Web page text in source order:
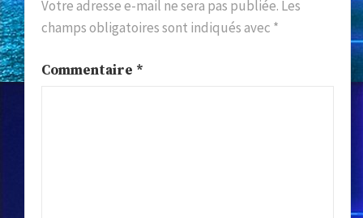
Votre adresse e-mail ne sera pas publiée. Les
champs obligatoires sont indiqués avec *
Commentaire *